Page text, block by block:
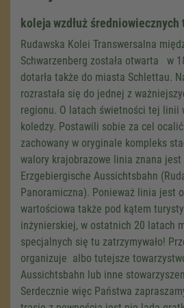
koleja wzdłuż
Rudawska Kolei Transwersalna
Schwarzenberg została otwarta w
dotarła także do miasta Schlettau.
rozrastała się do jednej z
regionu. O latach świetności tej linii
koledzy. Postawili sobie za cel
zachowany w oryginale kompleks
walory krajobrazowe linia znana jest
Erzgebiergische Aussichtsbahn
Panoramiczna). Ponieważ linia jest
wartościowa także pod kątem
inżynierskiej, w ostatnich 20 latach
specjalnych się tu zatrzymywało!
organizuje albo tutejsze
Aussichtsbahn lub inne
Serdecznie więc Państwa